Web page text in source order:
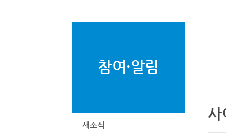
참여·알림
새소식
사